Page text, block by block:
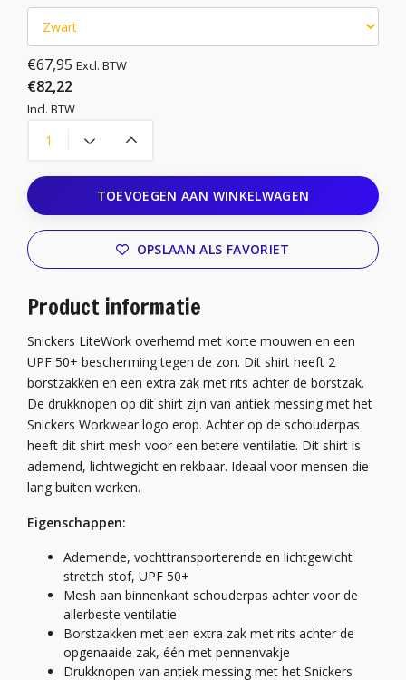
€67,95 Excl. BTW
€82,22
Incl. BTW
TOEVOEGEN AAN WINKELWAGEN
OPSLAAN ALS FAVORIET
Product informatie
Snickers LiteWork overhemd met korte mouwen en een
UPF 50+ bescherming tegen de zon. Dit shirt heeft 2
borstzakken en een extra zak met rits achter de borstzak.
De drukknopen op dit shirt zijn van antiek messing met het
Snickers Workwear logo erop. Achter op de schouderpas
heeft dit shirt mesh voor een betere ventilatie. Dit shirt is
ademend, lichtwegicht en rekbaar. Ideaal voor mensen die
lang buiten werken.
Eigenschappen:
Ademende, vochttransporterende en lichtgewicht
stretch stof, UPF 50+
Mesh aan binnenkant schouderpas achter voor de
allerbeste ventilatie
Borstzakken met een extra zak met rits achter de
opgenaaide zak, één met pennenvakje
Drukknopen van antiek messing met het Snickers